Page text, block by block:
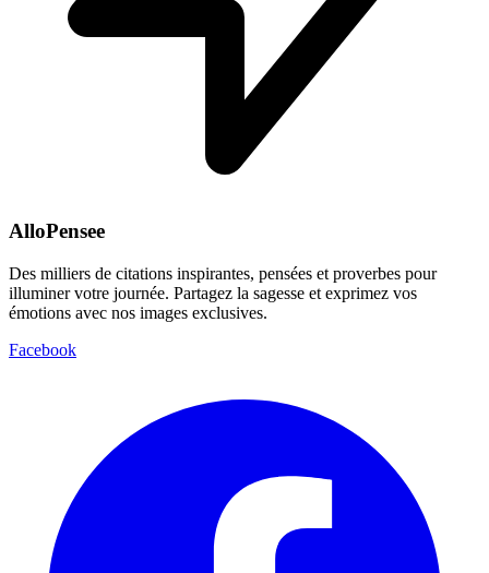
AlloPensee
Des milliers de citations inspirantes, pensées et proverbes pour
illuminer votre journée. Partagez la sagesse et exprimez vos
émotions avec nos images exclusives.
Facebook